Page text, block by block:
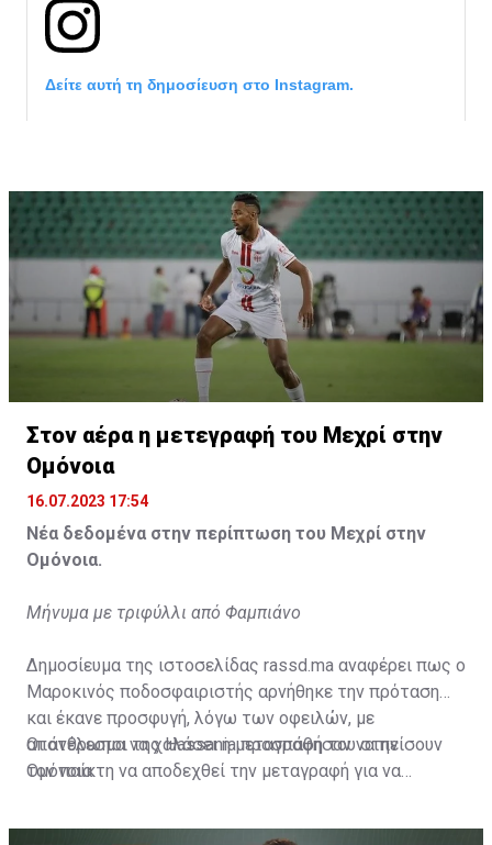
Δείτε αυτή τη δημοσίευση στο Instagram.
Στον αέρα η μετεγραφή του Μεχρί στην
Ομόνοια
16.07.2023 17:54
Νέα δεδομένα στην περίπτωση του Μεχρί στην
Ομόνοια.
Μήνυμα με τριφύλλι από Φαμπιάνο
Δημοσίευμα της ιστοσελίδας rassd.ma αναφέρει πως ο
Μαροκινός ποδοσφαιριστής αρνήθηκε την πρόταση
και έκανε προσφυγή, λόγω των οφειλών, με
αποτέλεσμα να χαλάσει η μεταγραφή του στην
Ομόνοια.
Οι άνθρωποι της Hassania προσπάθησαν να πείσουν
τον παίκτη να αποδεχθεί την μεταγραφή για να
μετακίνησή του, αλλά ο παίκτης αρνήθηκε και επέμεινε